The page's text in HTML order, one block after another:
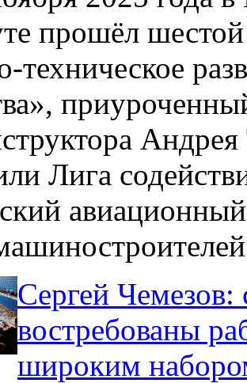
прошёл
техническое
Лига
Сергей Чемезов:
востребованы
широким